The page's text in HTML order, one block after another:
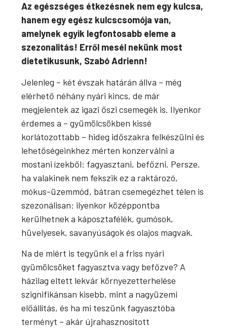
Az egészséges étkezésnek nem egy kulcsa,
hanem egy egész kulcscsomója van,
amelynek egyik legfontosabb eleme a
szezonalitás! Erről mesél nekünk most
dietetikusunk, Szabó Adrienn!
Jelenleg – két évszak határán állva – még
elérhető néhány nyári kincs, de már
megjelentek az igazi őszi csemegék is. Ilyenkor
érdemes a – gyümölcsökben kissé
korlátozottabb – hideg időszakra felkészülni és
lehetőségeinkhez mérten konzerválni a
mostani ízekből: fagyasztani, befőzni. Persze,
ha valakinek nem fekszik ez a raktározó,
mókus-üzemmód, bátran csemegézhet télen is
szezonálisan: ilyenkor középpontba
kerülhetnek a káposztafélék, gumósok,
hüvelyesek, savanyúságok és olajos magvak.
Na de miért is tegyünk el a friss nyári
gyümölcsöket fagyasztva vagy befőzve? A
házilag eltett lekvár környezetterhelése
szignifikánsan kisebb, mint a nagyüzemi
előállítás, és ha mi teszünk fagyasztóba
terményt – akár újrahasznosított